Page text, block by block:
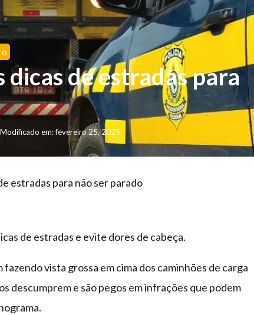
dicas de estradas para
Modificado em: fevereiro 25, 2025
estradas para não ser parado
de estradas e evite dores de cabeça.
vista grossa em cima dos caminhões de carga
descumprem e são pegos em infrações que podem